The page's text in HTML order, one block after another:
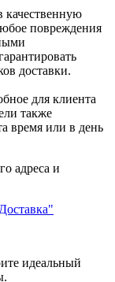
качественную
повреждения
доставки.
для клиента
также
время или в день
адреса и
идеальный